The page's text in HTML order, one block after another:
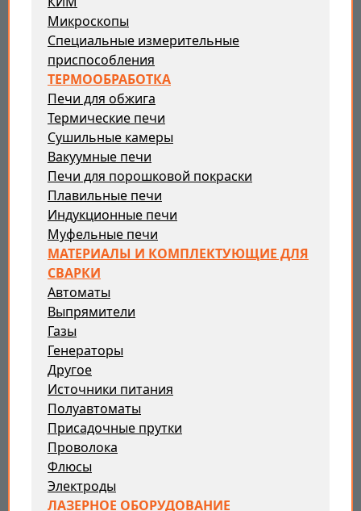
Микроскопы
Специальные измерительные
приспособления
ТЕРМООБРАБОТКА
Печи для обжига
Термические печи
Сушильные камеры
Вакуумные печи
Печи для порошковой покраски
Плавильные печи
Индукционные печи
Муфельные печи
МАТЕРИАЛЫ И КОМПЛЕКТУЮЩИЕ ДЛЯ
СВАРКИ
Автоматы
Выпрямители
Газы
Генераторы
Другое
Источники питания
Полуавтоматы
Присадочные прутки
Проволока
Флюсы
Электроды
ЛАЗЕРНОЕ ОБОРУДОВАНИЕ